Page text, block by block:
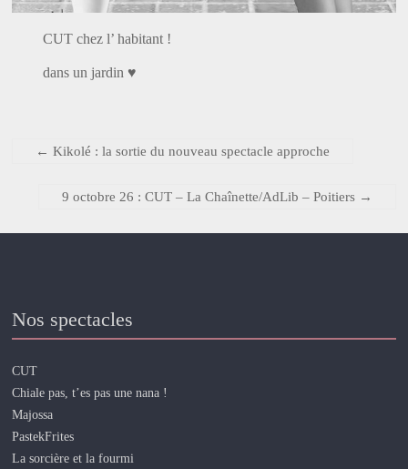
CUT chez l’ habitant !
dans un jardin ♥
← Kikolé : la sortie du nouveau spectacle approche
9 octobre 26 : CUT – La Chaînette/AdLib – Poitiers →
Nos spectacles
CUT
Chiale pas, t’es pas une nana !
Majossa
PastekFrites
La sorcière et la fourmi